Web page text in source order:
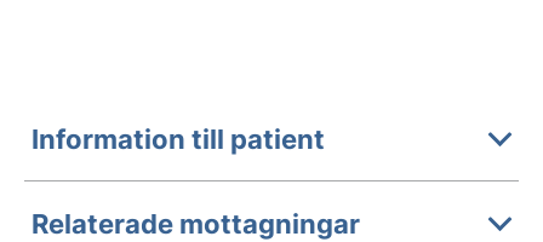
Information till patient
Relaterade mottagningar